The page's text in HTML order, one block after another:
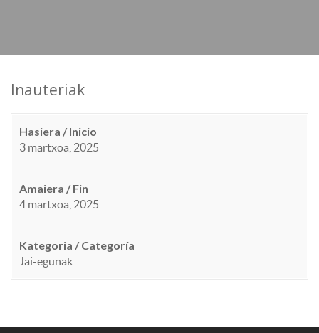
Inauteriak
Hasiera / Inicio
3 martxoa, 2025
Amaiera / Fin
4 martxoa, 2025
Kategoria / Categoría
Jai-egunak